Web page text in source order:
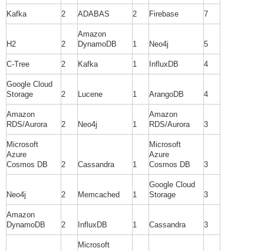
Kafka 2 ADABAS 2 Firebase 7
H2 2
Amazon
DynamoDB
1 Neo4j 5
C-Tree 2 Kafka 1 InfluxDB 4
Google Cloud
Storage
2 Lucene 1 ArangoDB 4
Amazon
RDS/Aurora
2 Neo4j 1
Amazon
RDS/Aurora
3
Microsoft
Azure
Cosmos DB
2 Cassandra 1
Microsoft
Azure
Cosmos DB
3
Neo4j 2 Memcached 1
Google Cloud
Storage
3
Amazon
DynamoDB
2 InfluxDB 1 Cassandra 3
Microsoft